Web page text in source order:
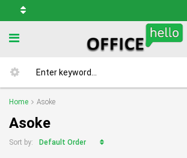
Home Asoke
Asoke
Sort by: Default Order